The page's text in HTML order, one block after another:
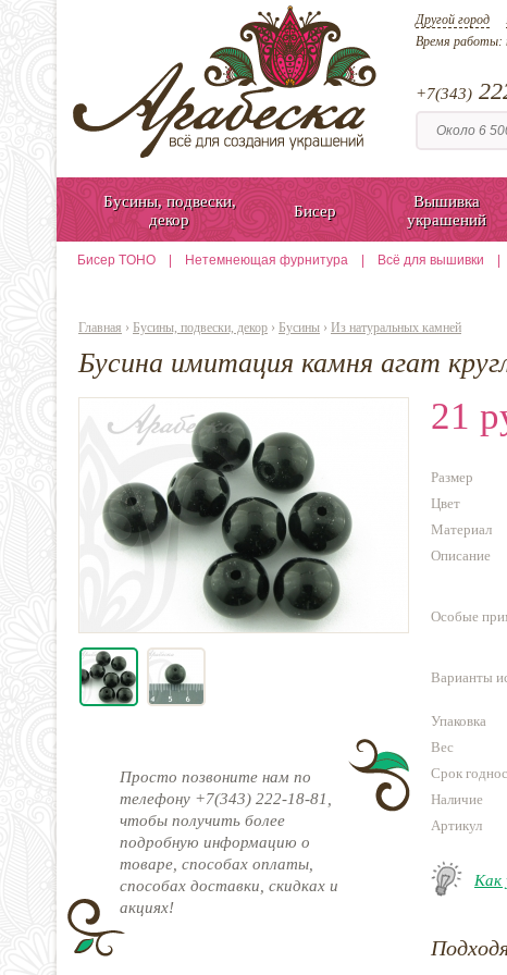
Другой город
Время работы:
+7(343)
Бусины, подвески,
декор
Бисер
Вышивка
украшений
Бисер TOHO Нетемнеющая фурнитура Всё для вышивки
Главная › Бусины, подвески, декор › Бусины › Из натуральных камней
Бусина имитация камня агат
Просто позвоните нам по
телефону +7(343) 222-18-81,
чтобы получить более
подробную информацию о
товаре, способах оплаты,
способах доставки, скидках и
акциях!
21
Размер
Цвет
Материал
Описание
Особые
Варианты
Упаковка
Вес
Срок
Наличие
Артикул
Как